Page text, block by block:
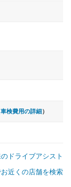
ファード、フォレ
車検費用の詳細）
ドライブアシスト
近くの店舗を検索